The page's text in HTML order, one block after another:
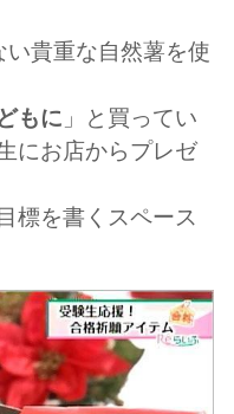
貴重な自然薯を使
もに 」と買ってい
にお店からプレゼ
標を書くスペース